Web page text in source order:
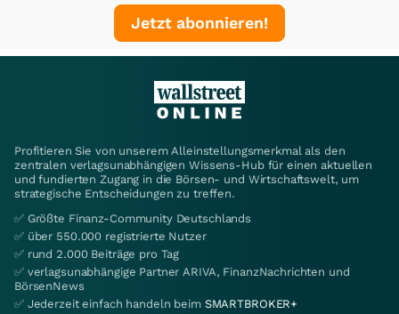
Jetzt abonnieren!
Profitieren Sie von unserem Alleinstellungsmerkmal als den
zentralen verlagsunabhängigen Wissens-Hub für einen aktuellen
und fundierten Zugang in die Börsen- und Wirtschaftswelt, um
strategische Entscheidungen zu treffen.
✅ Größte Finanz-Community Deutschlands
✅ über 550.000 registrierte Nutzer
✅ rund 2.000 Beiträge pro Tag
✅ verlagsunabhängige Partner ARIVA, FinanzNachrichten und
BörsenNews
✅ Jederzeit einfach handeln beim SMARTBROKER+